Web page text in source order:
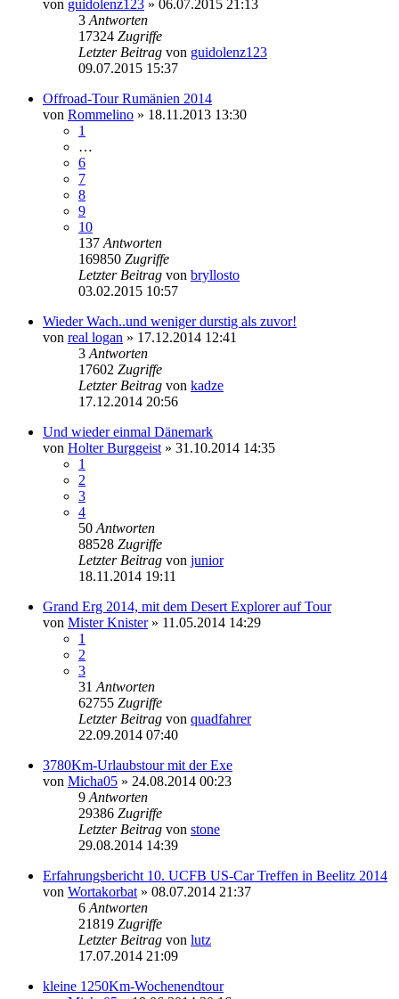
von guidolenz123 » 06.07.2015 21:13
3 Antworten
17324 Zugriffe
Letzter Beitrag von guidolenz123
09.07.2015 15:37
Offroad-Tour Rumänien 2014
von Rommelino » 18.11.2013 13:30
1
…
6
7
8
9
10
137 Antworten
169850 Zugriffe
Letzter Beitrag von bryllosto
03.02.2015 10:57
Wieder Wach..und weniger durstig als zuvor!
von real logan » 17.12.2014 12:41
3 Antworten
17602 Zugriffe
Letzter Beitrag von kadze
17.12.2014 20:56
Und wieder einmal Dänemark
von Holter Burggeist » 31.10.2014 14:35
1
2
3
4
50 Antworten
88528 Zugriffe
Letzter Beitrag von junior
18.11.2014 19:11
Grand Erg 2014, mit dem Desert Explorer auf Tour
von Mister Knister» 11.05.2014 14:29
1
2
3
31 Antworten
62755 Zugriffe
Letzter Beitrag von quadfahrer
22.09.2014 07:40
3780Km-Urlaubstour mit der Exe
von Micha05 » 24.08.2014 00:23
9 Antworten
29386 Zugriffe
Letzter Beitrag von stone
29.08.2014 14:39
Erfahrungsbericht 10. UCFB US-Car Treffen in Beelitz 2014
von Wortakorbat » 08.07.2014 21:37
6 Antworten
21819 Zugriffe
Letzter Beitrag von lutz
17.07.2014 21:09
kleine 1250Km-Wochenendtour